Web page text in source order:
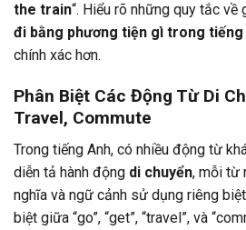
the train“. Hiểu rõ những quy tắc
đi bằng phương tiện gì trong tiếng
chính xác hơn.
Phân Biệt Các Động Từ Di
Travel, Commute
Trong tiếng Anh, có nhiều động từ
diễn tả hành động di chuyển, mỗi từ
nghĩa và ngữ cảnh sử dụng riêng
biệt giữa “go”, “get”, “travel”, và